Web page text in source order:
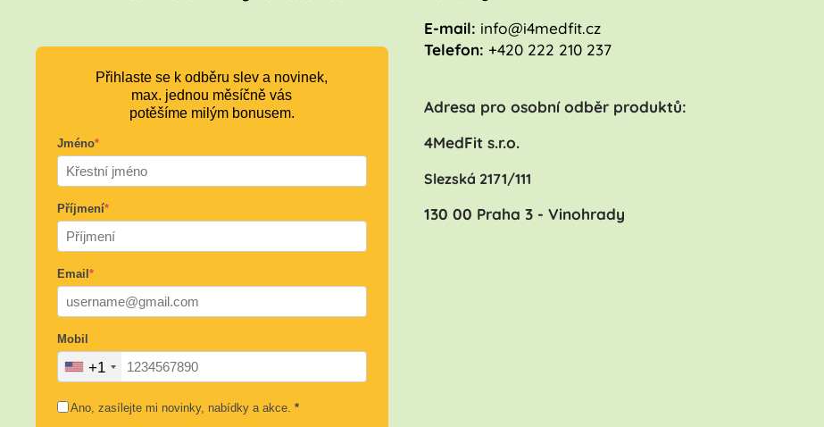
Přihlaste se k odběru slev a novinek,
max. jednou měsíčně vás
potěšíme milým bonusem.
Jméno*
Příjmení*
Email *
Mobil
+1
Ano, zasílejte mi novinky, nabídky a akce. *
E-mail: info@i4medfit.cz
Telefon: +420 222 210 237
Adresa pro osobní odběr produktů:
4MedFit s.r.o.
Slezská 2171/111
130 00 Praha 3 - Vinohrady